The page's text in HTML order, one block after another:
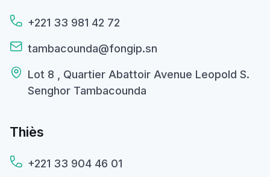
+221 33 981 42 72
tambacounda@fongip.sn
Lot 8 , Quartier Abattoir Avenue Leopold S.
Senghor Tambacounda
Thiès
+221 33 904 46 01